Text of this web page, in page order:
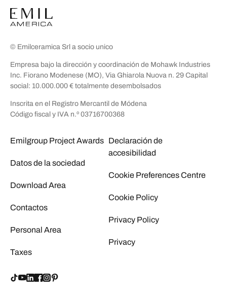
© Emilceramica Srl a socio unico
Empresa bajo la dirección y coordinación de Mohawk Industries
Inc. Fiorano Modenese (MO), Via Ghiarola Nuova n. 29 Capital
social: 10.000.000 € totalmente desembolsados
Inscrita en el Registro Mercantil de Módena
Código fiscal y IVA n.º 03716700368
Emilgroup Project Awards
Datos de la sociedad
Download Area
Contactos
Personal Area
Taxes
Declaración de
accesibilidad
Cookie Preferences Centre
Cookie Policy
Privacy Policy
Privacy